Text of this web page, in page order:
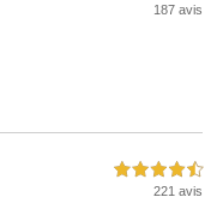
187 avis
4,5 étoiles sur 5
221 avis